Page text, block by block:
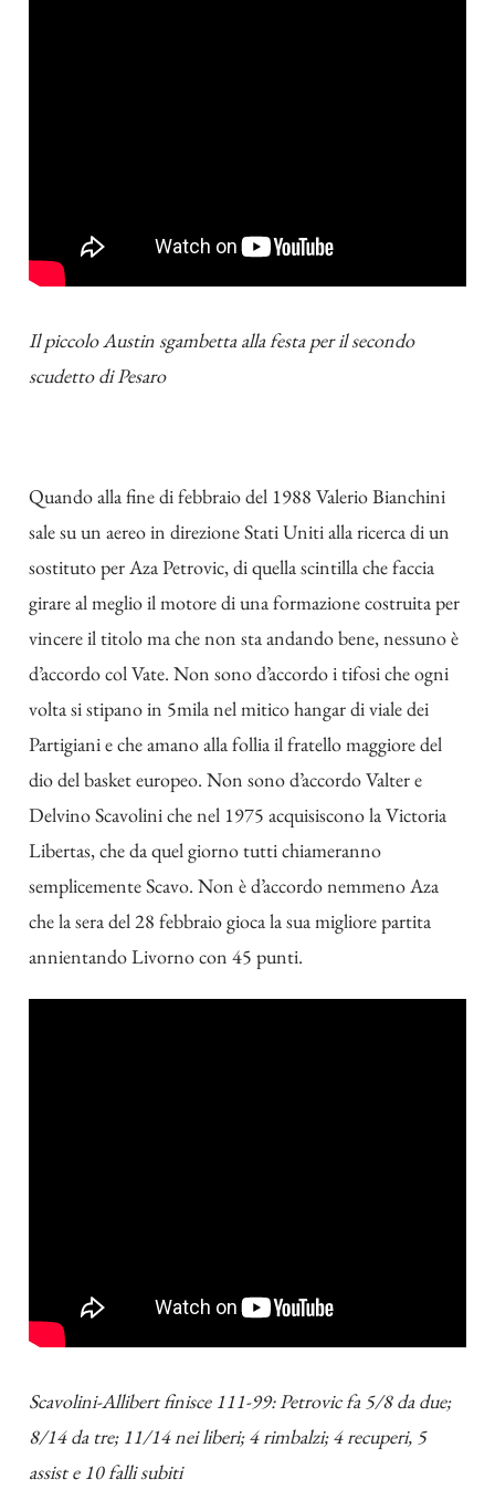
Il piccolo Austin sgambetta alla festa per il secondo
scudetto di Pesaro
Quando alla fine di febbraio del 1988 Valerio Bianchini
sale su un aereo in direzione Stati Uniti alla ricerca di un
sostituto per Aza Petrovic, di quella scintilla che faccia
girare al meglio il motore di una formazione costruita per
vincere il titolo ma che non sta andando bene, nessuno è
d’accordo col Vate. Non sono d’accordo i tifosi che ogni
volta si stipano in 5mila nel mitico hangar di viale dei
Partigiani e che amano alla follia il fratello maggiore del
dio del basket europeo. Non sono d’accordo Valter e
Delvino Scavolini che nel 1975 acquisiscono la Victoria
Libertas, che da quel giorno tutti chiameranno
semplicemente Scavo. Non è d’accordo nemmeno Aza
che la sera del 28 febbraio gioca la sua migliore partita
annientando Livorno con 45 punti.
Scavolini-Allibert finisce 111-99: Petrovic fa 5/8 da due;
8/14 da tre; 11/14 nei liberi; 4 rimbalzi; 4 recuperi, 5
assist e 10 falli subiti